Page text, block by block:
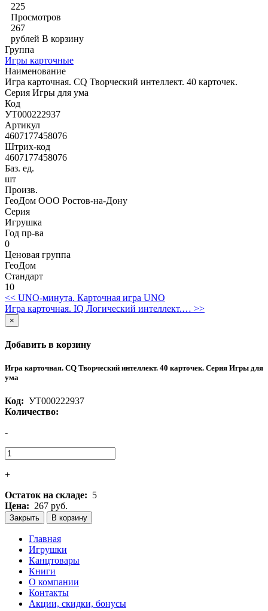
225
Просмотров
267
рублей В корзину
Группа
Игры карточные
Наименование
Игра карточная. CQ Творческий интеллект. 40 карточек.
Серия Игры для ума
Код
УТ000222937
Артикул
4607177458076
Штрих-код
4607177458076
Баз. ед.
шт
Произв.
ГеоДом ООО Ростов-на-Дону
Серия
Игрушка
Год пр-ва
0
Ценовая группа
ГеоДом
Стандарт
10
<< UNO-минута. Карточная игра UNO
Игра карточная. IQ Логический интеллект.… >>
×
Добавить в корзину
Игра карточная. CQ Творческий интеллект. 40 карточек. Серия Игры для
ума
Код: УТ000222937
Количество:
-
+
Остаток на складе: 5
Цена: 267 руб.
Закрыть В корзину
Главная
Игрушки
Канцтовары
Книги
О компании
Контакты
Акции, скидки, бонусы